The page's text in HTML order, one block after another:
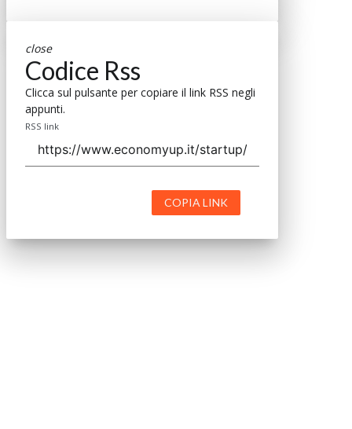
close
Codice Rss
Clicca sul pulsante per copiare il link RSS negli
appunti.
RSS link
COPIA LINK